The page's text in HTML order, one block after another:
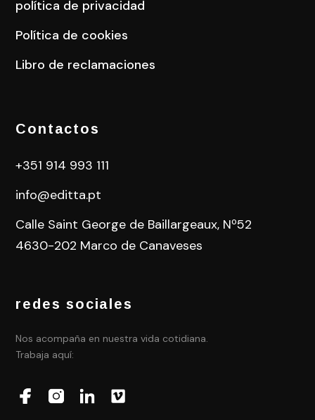
política de privacidad
Política de cookies
Libro de reclamaciones
Contactos
+351 914 993 111
info@editta.pt
Calle Saint George de Baillargeaux, Nº52
4630-202 Marco de Canaveses
redes sociales
Nos acompaña en nuestra vida cotidiana.
Trabaja aquí: